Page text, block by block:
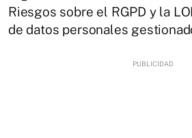
Riesgos sobre el RGPD y la
de datos personales